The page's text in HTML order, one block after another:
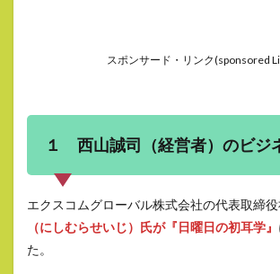
スポンサード・リンク(sponsored
１ 西山誠司（経営者）のビジ
エクスコムグローバル株式会社の代表取締
（にしむらせいじ）氏が『日曜日の初耳学』
た。